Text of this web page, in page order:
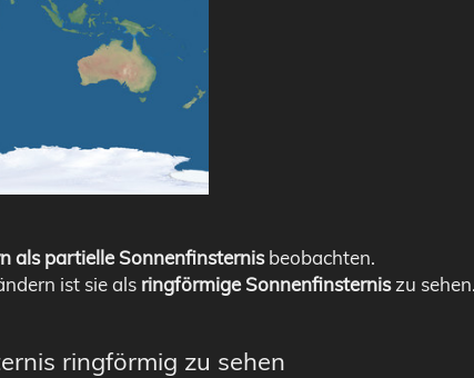
als partielle Sonnenfinsternisbeobachten.
ist sie als ringförmige Sonnenfinsterniszu
ringförmig zu sehen